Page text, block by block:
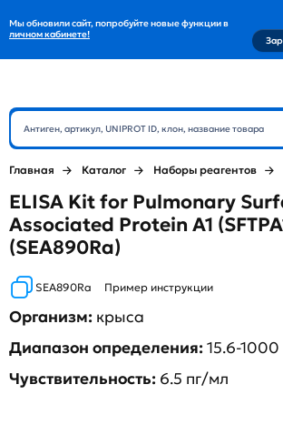
Мы обновили сайт, попробуйте новые функции в
личном кабинете!
Главная Каталог Наборы реагентов
ELISA Kit for Pulmonary
Associated Protein A1
(SEA890Ra)
SEA890Ra Пример инструкции
Организм: крыса
Диапазон определения:15.6-
Чувствительность: 6.5 пг/мл